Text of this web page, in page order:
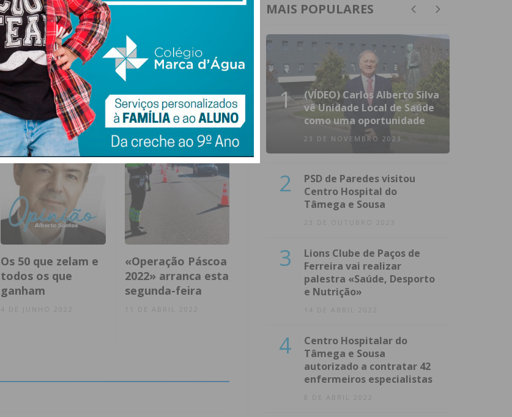
Os 50 que zelam e
todos os que
ganham
4 DE JUNHO 2022
«Operação Páscoa
2022» arranca esta
segunda-feira
11 DE ABRIL 2022
MAIS POPULARES
1
(VÍDEO) Carlos Alberto Silva
vê Unidade Local de Saúde
como uma oportunidade
23 DE NOVEMBRO 2023
2
PSD de Paredes visitou
Centro Hospital do
Tâmega e Sousa
23 DE OUTUBRO 2023
3
Lions Clube de Paços de
Ferreira vai realizar
palestra «Saúde, Desporto
e Nutrição»
14 DE ABRIL 2022
4
Centro Hospitalar do
Tâmega e Sousa
autorizado a contratar 42
enfermeiros especialistas
8 DE ABRIL 2022